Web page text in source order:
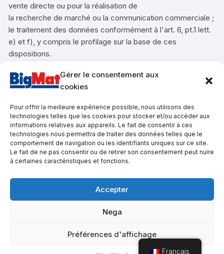
Gérer le consentement aux
cookies
Pour offrir la meilleure expérience possible, nous utilisons des
technologies telles que les cookies pour stocker et/ou accéder aux
informations relatives aux appareils. Le fait de consentir à ces
technologies nous permettra de traiter des données telles que le
comportement de navigation ou les identifiants uniques sur ce site.
Le fait de ne pas consentir ou de retirer son consentement peut nuire
à certaines caractéristiques et fonctions.
Accepter
Nega
Préférences d'affichage
vente directe ou pour la réalisation de
la recherche de marché ou la communication commerciale ;
le traitement des données conformément à l'art. 6, pt.1 lett.
e) et f), y compris le profilage sur la base de ces
dispositions.
de la personne concernée, cette dernière a le droit de
révoquer ce consentement à tout moment en faisant une
info@ceramichecattaneo.com.
La personne concernée a également le droit d'introduire
une réclamation auprès de l'Autorité de contrôle.
L'exercice des droits susmentionnés peut se faire au
moyen d'une demande adressée au titulaire ou au
adresses susmentionnées ou également par lettre
recommandée avec accusé de réception.
Copyright {copie} {année}, {titre du site}. Tous droits
Français